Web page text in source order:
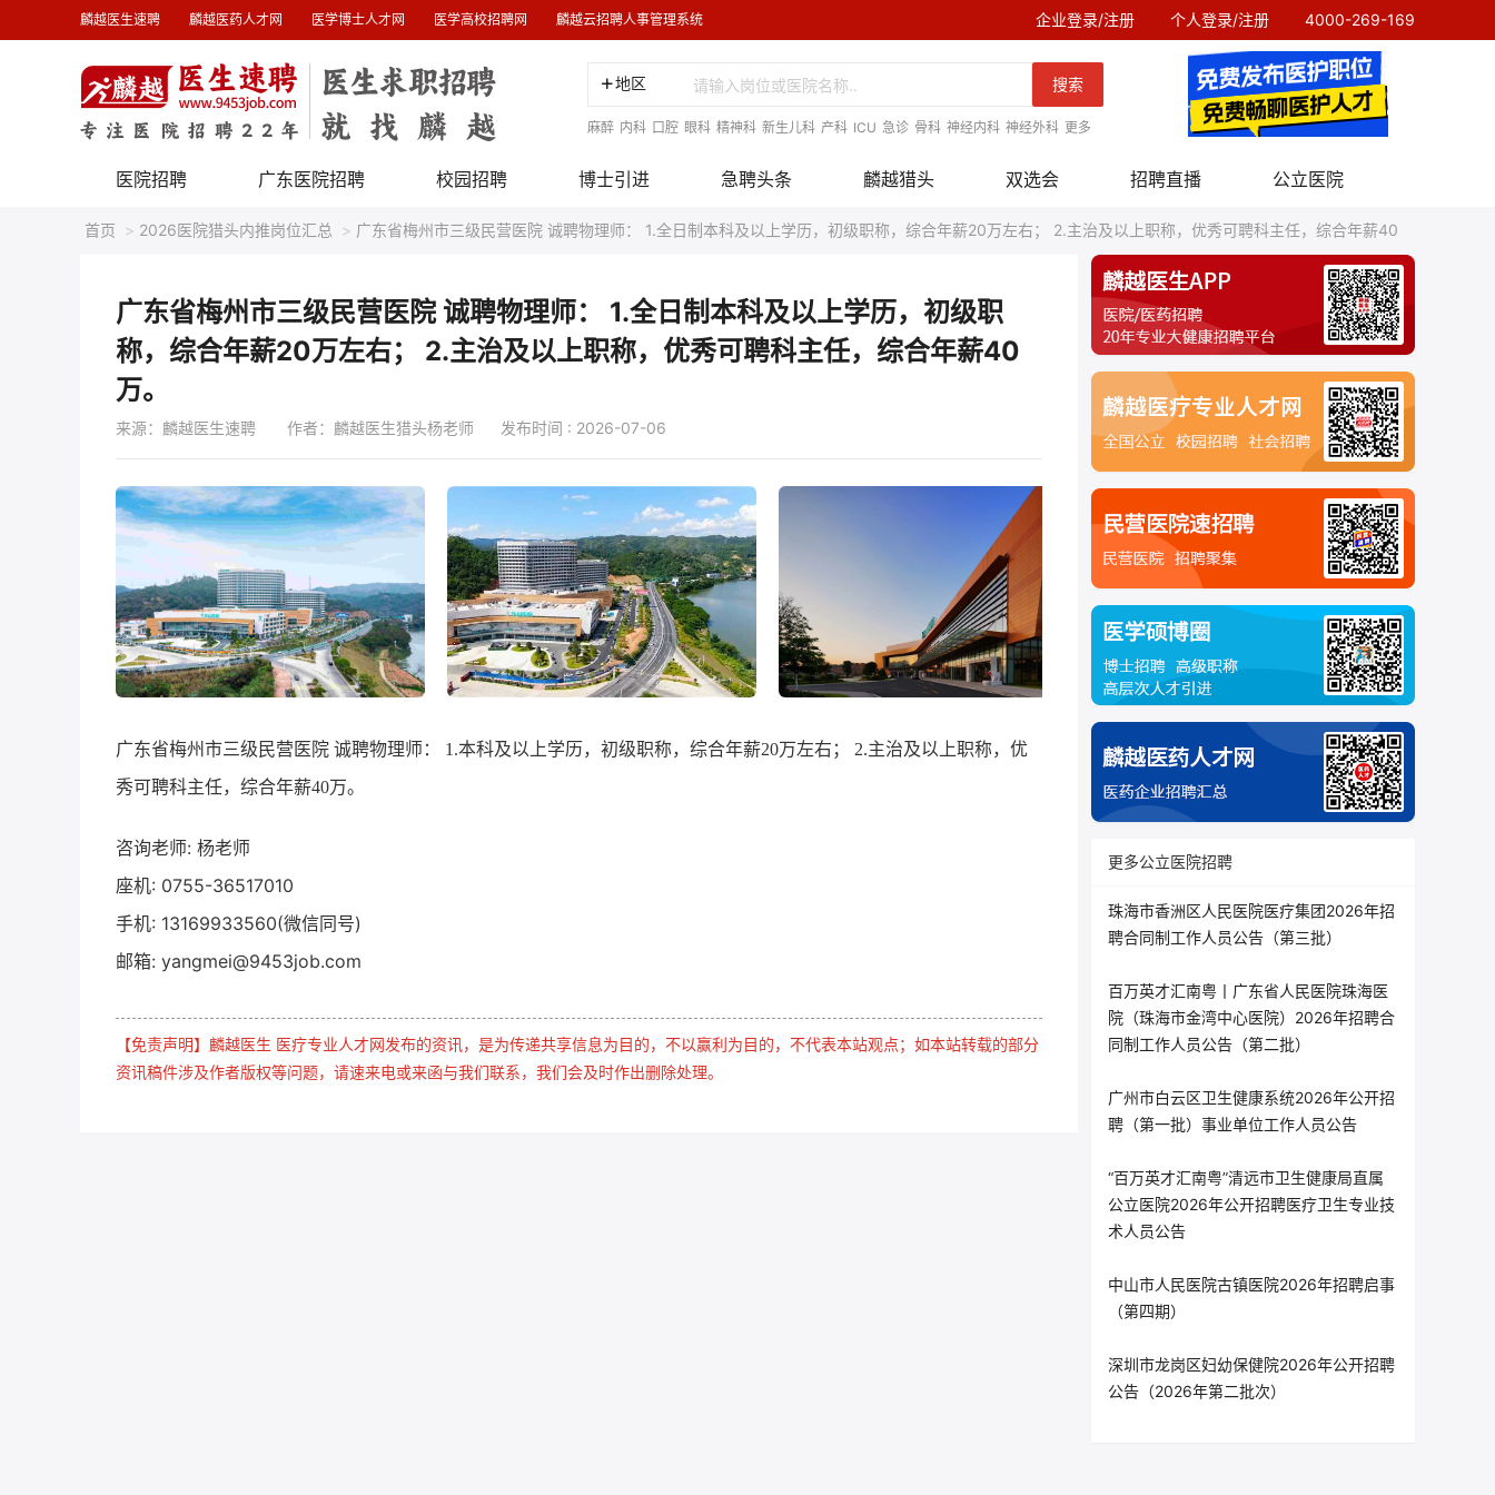
麟越医生速聘 麟越医药人才网 医学博士人才网 医学高校招聘网 麟越云招聘人事管理系统 企业登录/注册 个人登录/注册 4000-269-169
地区 搜索
麻醉 内科 口腔 眼科 精神科 新生儿科 产科 ICU 急诊 骨科 神经内科 神经外科 更多
医院招聘 广东医院招聘 校园招聘 博士引进 急聘头条 麟越猎头 双选会 招聘直播 公立医院
首页 > 2026医院猎头内推岗位汇总 > 广东省梅州市三级民营医院 诚聘物理师： 1.全日制本科及以上学历，初级职称，综合年薪20万左右； 2.主治及以上职称，优秀可聘科主任，综合年薪40
广东省梅州市三级民营医院 诚聘物理师： 1.全日制本科及以上学历，初级职
称，综合年薪20万左右； 2.主治及以上职称，优秀可聘科主任，综合年薪40
万。
来源：麟越医生速聘 作者：麟越医生猎头杨老师 发布时间 : 2026-07-06
广东省梅州市三级民营医院 诚聘物理师： 1.本科及以上学历，初级职称，综合年薪20万左右； 2.主治及以上职称，优
秀可聘科主任，综合年薪40万。
咨询老师: 杨老师
座机: 0755-36517010
手机: 13169933560(微信同号)
邮箱: yangmei@9453job.com
【免责声明】麟越医生 医疗专业人才网发布的资讯，是为传递共享信息为目的，不以赢利为目的，不代表本站观点；如本站转载的部分
资讯稿件涉及作者版权等问题，请速来电或来函与我们联系，我们会及时作出删除处理。
更多公立医院招聘
珠海市香洲区人民医院医疗集团2026年招
聘合同制工作人员公告（第三批）
百万英才汇南粤丨广东省人民医院珠海医
院（珠海市金湾中心医院）2026年招聘合
同制工作人员公告（第二批）
广州市白云区卫生健康系统2026年公开招
聘（第一批）事业单位工作人员公告
“百万英才汇南粤”清远市卫生健康局直属
公立医院2026年公开招聘医疗卫生专业技
术人员公告
中山市人民医院古镇医院2026年招聘启事
（第四期）
深圳市龙岗区妇幼保健院2026年公开招聘
公告（2026年第二批次）